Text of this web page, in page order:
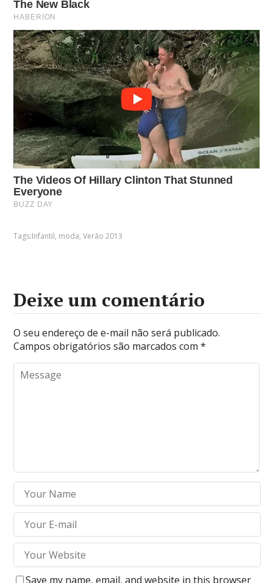
Tags:Infantil, moda,Verão 2013
Deixe um comentário
O seu endereço de e-mail não será publicado.
Campos obrigatórios são marcados com*
Save my name, email, and website in this browser